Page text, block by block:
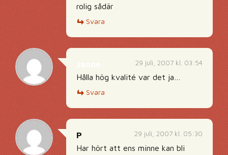
rolig sådär
Svara
29 juli, 2007 kl. 03:54
Hålla hög kvalité var det ja…
Svara
29 juli, 2007 kl. 05:30
P
Har hört att ens minne kan bli